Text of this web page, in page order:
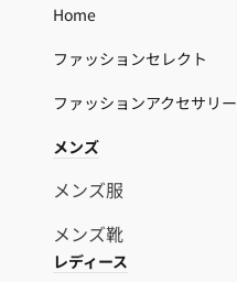
Home
ファッションセレクト
ファッションアクセサリー
メンズ
メンズ服
メンズ靴
レディース